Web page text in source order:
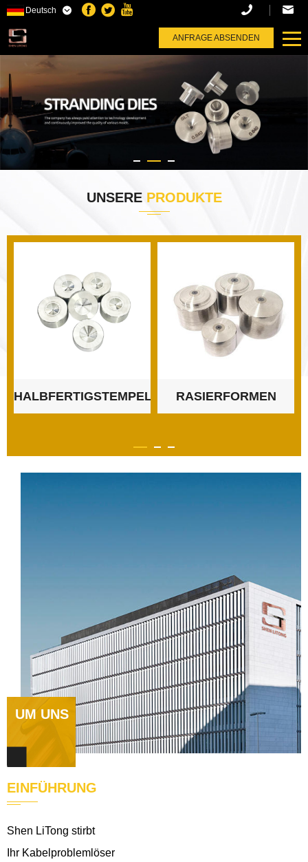
Deutsch
ANFRAGE ABSENDEN
UNSERE PRODUKTE
HALBFERTIGSTEMPEL RASIERFORMEN
UM UNS
EINFÜHRUNG
Shen LiTong stirbt
Ihr Kabelproblemlöser